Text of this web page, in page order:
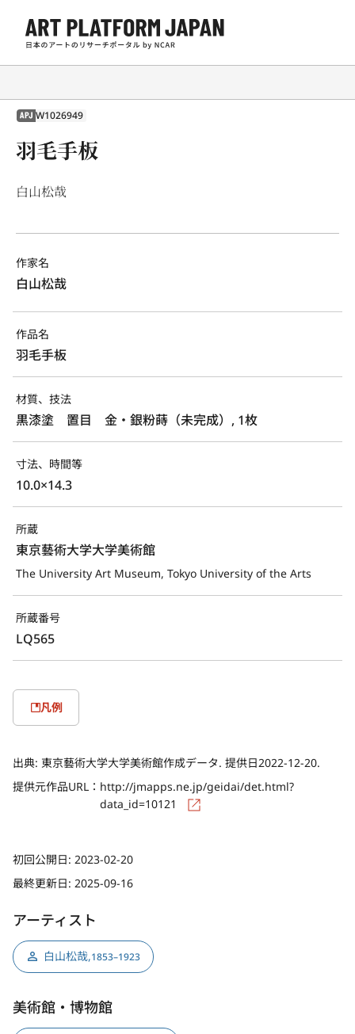
APJ W1026949
羽毛手板
白山松哉
作家名
白山松哉
作品名
羽毛手板
材質、技法
黒漆塗　置目　金・銀粉蒔（未完成）, 1枚
寸法、時間等
10.0×14.3
所蔵
東京藝術大学大学美術館
The University Art Museum, Tokyo University of the Arts
所蔵番号
LQ565
凡例
出典: 東京藝術大学大学美術館作成データ. 提供日2022-12-20.
提供元作品URL： http://jmapps.ne.jp/geidai/det.html?
data_id=10121
初回公開日: 2023-02-20
最終更新日: 2025-09-16
アーティスト
白山松哉,1853–1923
美術館・博物館